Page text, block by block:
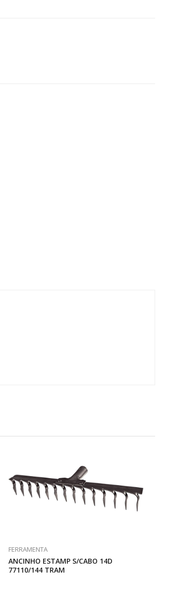
FERRAMENTA
ANCINHO ESTAMP S/CABO 14D
77110/144 TRAM